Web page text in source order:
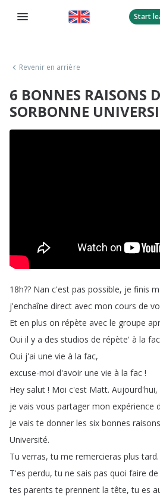
Start
Revenir en arrière
6 BONNES RAISONS
SORBONNE
18h?? Nan c'est pas possible, je finis
j'enchaîne direct avec mon cours de
Et en plus on répète avec le groupe
Oui il y a des studios de répète' à la fac
Oui j'ai une vie à la fac,
excuse-moi d'avoir une vie à la fac !
Hey salut ! Moi c'est Matt. Aujourd'hui,
je vais vous partager mon expérience
Je vais te donner les six bonnes raisons
Université.
Tu verras,tu me remercieras plus tard.
T'es perdu,tu ne sais pas quoi faire de
tes parents te prennent la tête,tu es